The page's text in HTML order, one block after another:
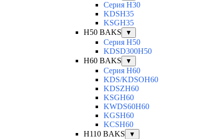
Серия H30
KDSH35
KSGH35
H50 BAKS
▼
Серия H50
KDSD300H50
H60 BAKS
▼
Серия H60
KDS/KDSOH60
KDSZH60
KSGH60
KWDS60H60
KGSH60
KCSH60
H110 BAKS
▼